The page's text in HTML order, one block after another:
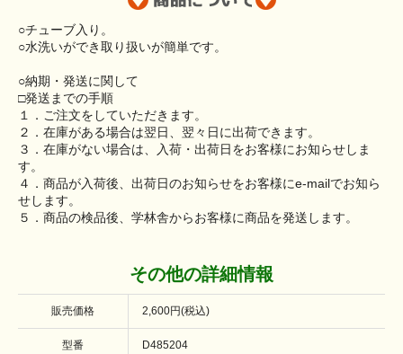
○チューブ入り。
○水洗いができ取り扱いが簡単です。
○納期・発送に関して
□発送までの手順
１．ご注文をしていただきます。
２．在庫がある場合は翌日、翌々日に出荷できます。
３．在庫がない場合は、入荷・出荷日をお客様にお知らせしま
す。
４．商品が入荷後、出荷日のお知らせをお客様にe-mailでお知ら
せします。
５．商品の検品後、学林舎からお客様に商品を発送します。
その他の詳細情報
販売価格 2,600円(税込)
型番 D485204